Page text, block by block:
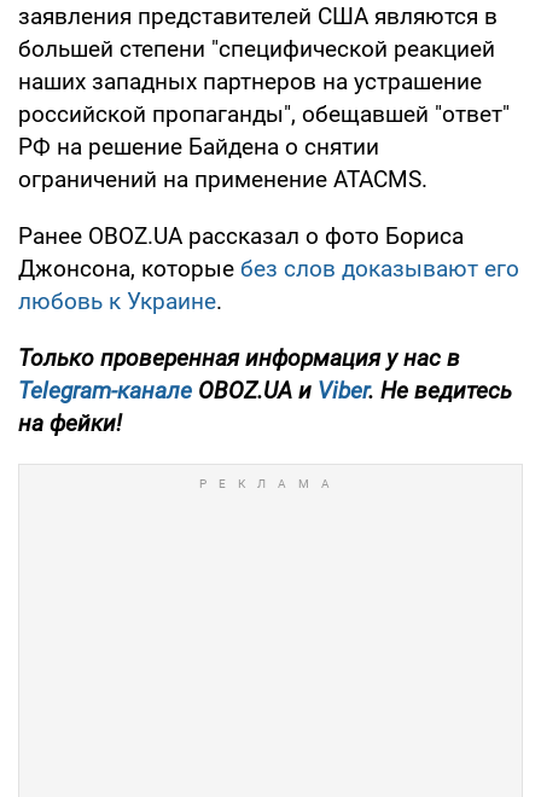
заявления представителей США являются в
большей степени "специфической реакцией
наших западных партнеров на устрашение
российской пропаганды", обещавшей "ответ"
РФ на решение Байдена о снятии
ограничений на применение ATACMS.
Ранее OBOZ.UA рассказал о фото Бориса
Джонсона, которые без слов доказывают его
любовь к Украине.
Только проверенная информация у нас в
Telegram-канале OBOZ.UA и Viber. Не ведитесь
на фейки!